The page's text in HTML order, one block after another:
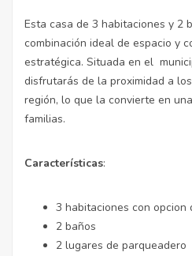
Esta casa de 3 habitaciones y 2
combinación ideal de espacio y
estratégica. Situada en el
disfrutarás de la proximidad a
región, lo que la convierte en
familias.
Características:
3 habitaciones con opcion
2 baños
2 lugares de parqueadero